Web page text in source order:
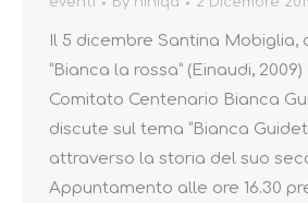
Il 5 dicembre Santina Mobiglia,
“Bianca la rossa” (Einaudi,
Comitato Centenario Bianca
discute sul tema “Bianca
attraverso la storia del suo
Appuntamento alle ore 16.30